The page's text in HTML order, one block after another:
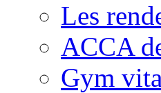
Les
ACCA
Gym